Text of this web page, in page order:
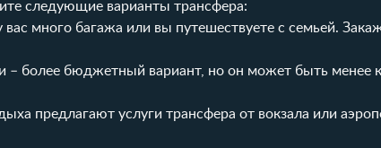
следующие варианты трансфера:
много багажа или вы путешествуете с семьей.
– более бюджетный вариант, но он может быть менее
предлагают услуги трансфера от вокзала или